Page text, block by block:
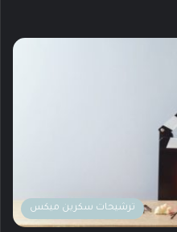
ترشيحات سكرين ميكس